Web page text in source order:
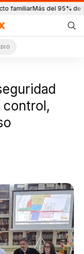
del 95% de los
control,